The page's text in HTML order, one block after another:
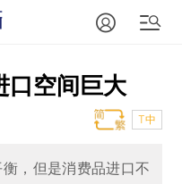
口空间巨大
T中
，但是消费品进口不